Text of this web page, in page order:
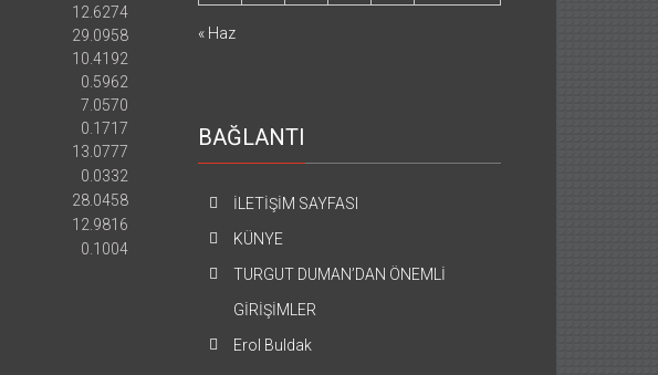
12.6274
29.0958
10.4192
0.5962
7.0570
0.1717
13.0777
0.0332
28.0458
12.9816
0.1004
« Haz
BAĞLANTI
İLETİŞİM SAYFASI
KÜNYE
TURGUT DUMAN’DAN ÖNEMLİ
GİRİŞİMLER
Erol Buldak